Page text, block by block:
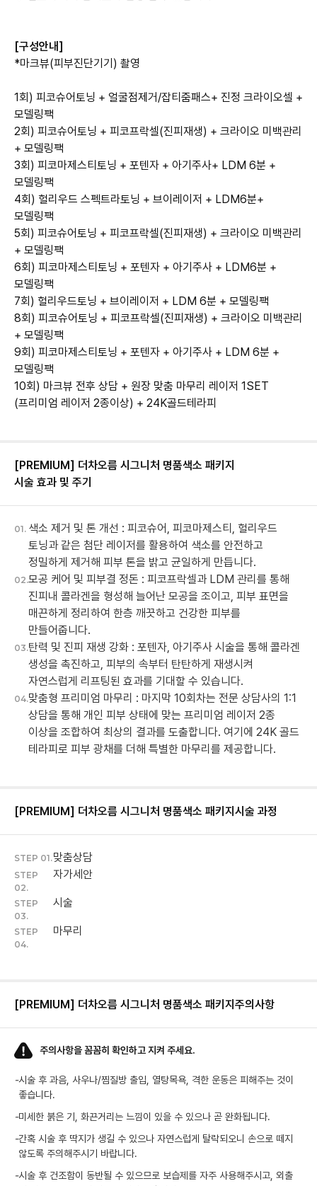
[구성안내]
*마크뷰(피부진단기기) 촬영
1회) 피코슈어토닝 + 얼굴점제거/잡티줌패스+ 진정 크라이오셀 +
모델링팩
2회) 피코슈어토닝 + 피코프락셀(진피재생) + 크라이오 미백관리
+ 모델링팩
3회) 피코마제스티토닝 + 포텐자 + 아기주사+ LDM 6분 +
모델링팩
4회) 헐리우드 스펙트라토닝 + 브이레이저 + LDM6분+
모델링팩
5회) 피코슈어토닝 + 피코프락셀(진피재생) + 크라이오 미백관리
+ 모델링팩
6회) 피코마제스티토닝 + 포텐자 + 아기주사 + LDM6분 +
모델링팩
7회) 헐리우드토닝 + 브이레이저 + LDM 6분 + 모델링팩
8회) 피코슈어토닝 + 피코프락셀(진피재생) + 크라이오 미백관리
+ 모델링팩
9회) 피코마제스티토닝 + 포텐자 + 아기주사 + LDM 6분 +
모델링팩
10회) 마크뷰 전후 상담 + 원장 맞춤 마무리 레이저 1SET
[PREMIUM] 더차오름 시그니처 명품색소 패키지
시술 효과 및 주기
01. 색소 제거 및 톤 개선 : 피코슈어, 피코마제스티, 헐리우드
토닝과 같은 첨단 레이저를 활용하여 색소를 안전하고
정밀하게 제거해 피부 톤을 밝고 균일하게 만듭니다.
02.모공 케어 및 피부결 정돈 : 피코프락셀과 LDM 관리를 통해
진피내 콜라겐을 형성해 늘어난 모공을 조이고, 피부 표면을
매끈하게 정리하여 한층 깨끗하고 건강한 피부를
만들어줍니다.
03.탄력 및 진피 재생 강화 : 포텐자, 아기주사 시술을 통해 콜라겐
생성을 촉진하고, 피부의 속부터 탄탄하게 재생시켜
자연스럽게 리프팅된 효과를 기대할 수 있습니다.
04.맞춤형 프리미엄 마무리 : 마지막 10회차는 전문 상담사의 1:1
상담을 통해 개인 피부 상태에 맞는 프리미엄 레이저 2종
이상을 조합하여 최상의 결과를 도출합니다. 여기에 24K 골드
테라피로 피부 광채를 더해 특별한 마무리를 제공합니다.
[PREMIUM] 더차오름 시그니처 명품색소 패키지 시술 과정
STEP 01.맞춤상담
STEP
02.
자가세안
STEP
03.
시술
STEP
04.
마무리
[PREMIUM] 더차오름 시그니처 명품색소 패키지 주의사항
주의사항을 꼼꼼히 확인하고 지켜 주세요.
-시술 후 과음, 사우나/찜질방 출입, 열탕목욕, 격한 운동은 피해주는 것이
좋습니다.
-미세한 붉은 기, 화끈거리는 느낌이 있을 수 있으나 곧 완화됩니다.
-간혹 시술 후 딱지가 생길 수 있으나 자연스럽게 탈락되오니 손으로 떼지
않도록 주의해주시기 바랍니다.
-시술 후 건조함이 동반될 수 있으므로 보습제를 자주 사용해주시고, 외출